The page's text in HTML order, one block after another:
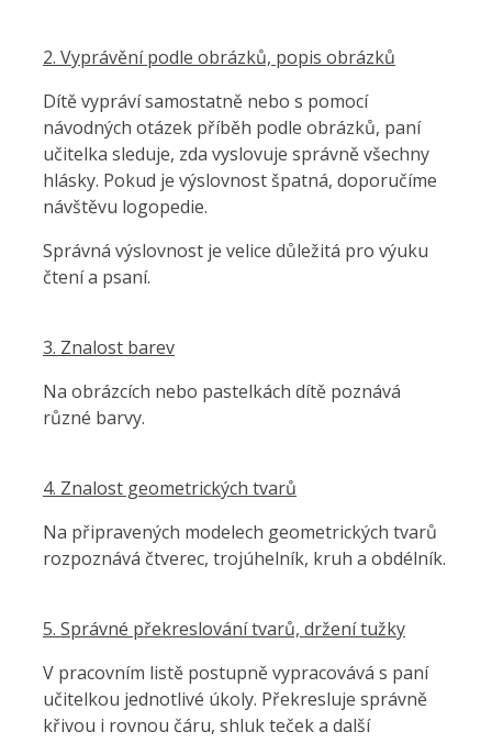
2. Vyprávění podle obrázků, popis obrázků
Dítě vypráví samostatně nebo s pomocí
návodných otázek příběh podle obrázků, paní
učitelka sleduje, zda vyslovuje správně všechny
hlásky. Pokud je výslovnost špatná, doporučíme
návštěvu logopedie.
Správná výslovnost je velice důležitá pro výuku
čtení a psaní.
3. Znalost barev
Na obrázcích nebo pastelkách dítě poznává
různé barvy.
4. Znalost geometrických tvarů
Na připravených modelech geometrických tvarů
rozpoznává čtverec, trojúhelník, kruh a obdélník.
5. Správné překreslování tvarů, držení tužky
V pracovním listě postupně vypracovává s paní
učitelkou jednotlivé úkoly. Překresluje správně
křivou i rovnou čáru, shluk teček a další